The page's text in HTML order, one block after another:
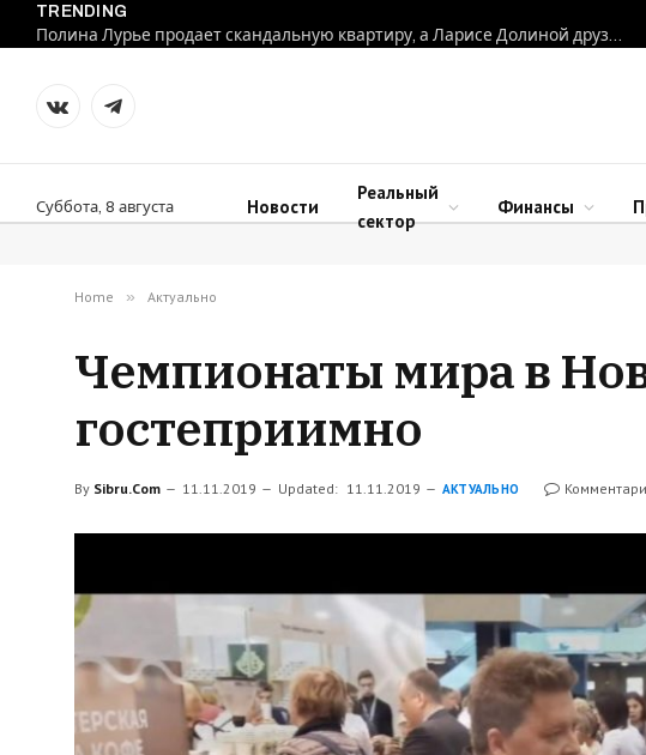
TRENDING
Полина Лурье продает скандальную квартиру, а Ларисе Долиной друзья подарили новую
VKontakteTelegram
Суббота, 8 августа Новости
Реальный
сектор
Финансы
Home » Актуально
Чемпионаты мира в
гостеприимно
By Sibru.Com 11.11.2019 Updated: 11.11.2019 АКТУАЛЬНО